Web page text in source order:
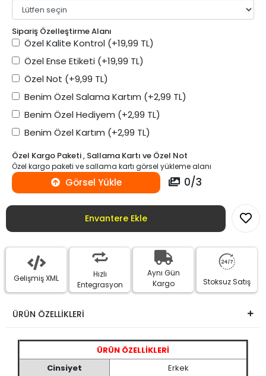
Sipariş Özelleştirme Alanı
Özel Kalite Kontrol (+19,99 TL)
Özel Ense Etiketi (+19,99 TL)
Özel Not (+9,99 TL)
Benim Özel Salama Kartım (+2,99 TL)
Benim Özel Hediyem (+2,99 TL)
Benim Özel Kartım (+2,99 TL)
Özel Kargo Paketi , Sallama Kartı ve Özel Not
Özel kargo paketi ve sallama kartı görsel yükleme alanı
Görsel Yükle 0/3
Envantere Ekle
Gelişmiş XML
Hızlı
Entegrasyon
Aynı Gün
Kargo
Stoksuz Satış
ÜRÜN ÖZELLİKLERİ
ÜRÜN ÖZELLİKLERİ
Cinsiyet
Erkek